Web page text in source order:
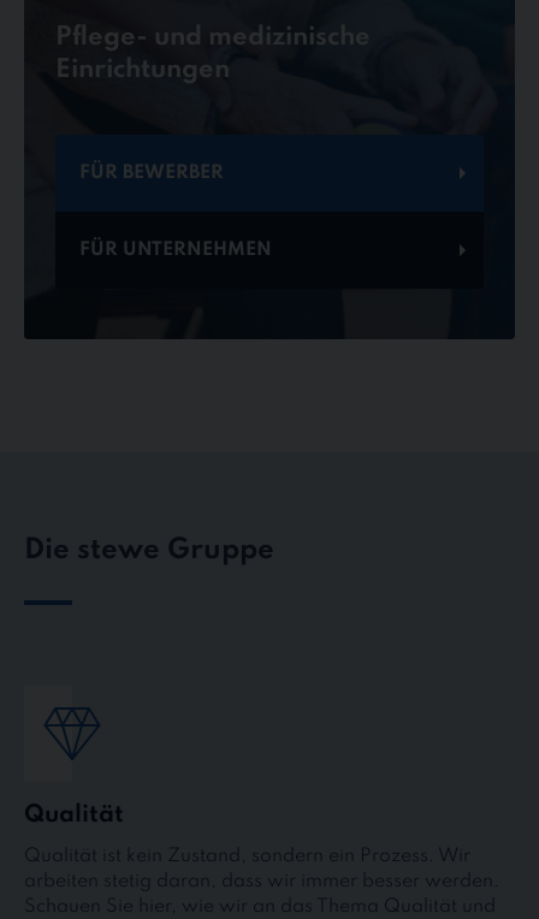
Pflege- und medizinische
Einrichtungen
FÜR BEWERBER
FÜR UNTERNEHMEN
Die stewe Gruppe
Qualität
Qualität ist kein Zustand, sondern ein Prozess. Wir
arbeiten stetig daran, dass wir immer besser werden.
Schauen Sie hier, wie wir an das Thema Qualität und